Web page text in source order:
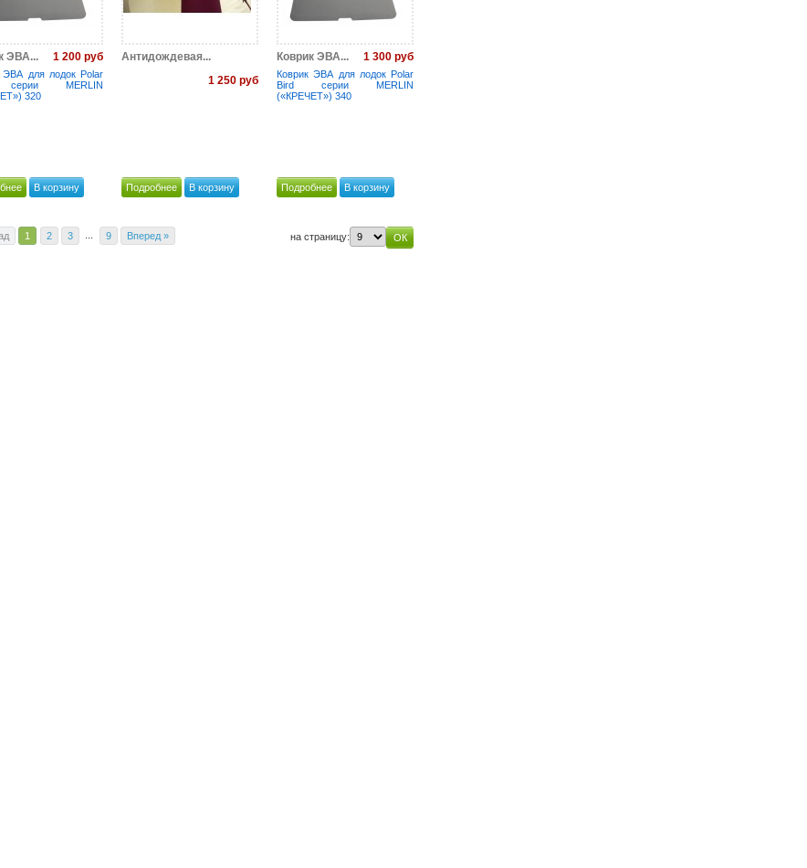
ЭВА... 1 200 руб
ЭВА для лодок Polar
MERLIN
320
В корзину
Антидождевая...
1 250 руб
Подробнее В корзину
Коврик ЭВА... 1 300 руб
Коврик ЭВА для лодок Polar
Bird серии MERLIN
(«КРЕЧЕТ») 340
Подробнее В корзину
1 2 3 9 Вперед » на страницу: